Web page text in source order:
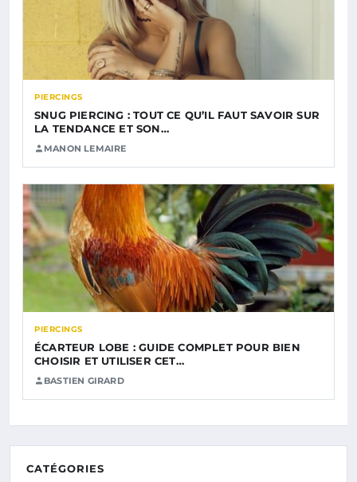
PIERCINGS
SNUG PIERCING : TOUT CE QU’IL FAUT SAVOIR SUR
LA TENDANCE ET SON…
MANON LEMAIRE
PIERCINGS
ÉCARTEUR LOBE : GUIDE COMPLET POUR BIEN
CHOISIR ET UTILISER CET…
BASTIEN GIRARD
CATÉGORIES